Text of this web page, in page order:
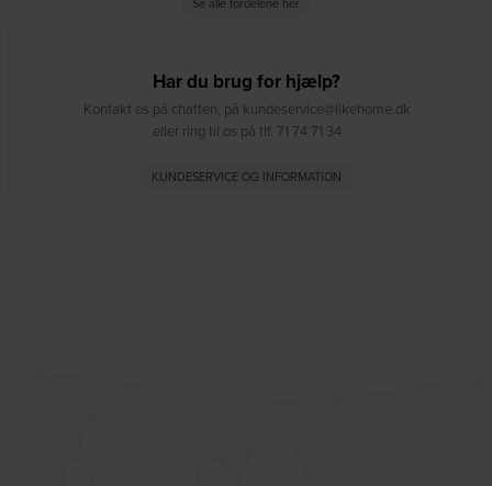
Se alle fordelene her
Har du brug for hjælp?
Kontakt os på chatten, på kundeservice@likehome.dk
eller ring til os på tlf. 71 74 71 34
KUNDESERVICE OG INFORMATION